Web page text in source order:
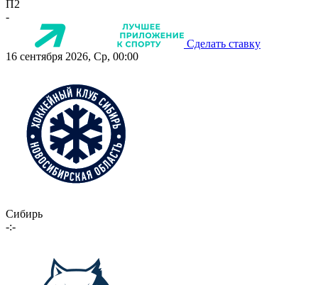
П2
-
Сделать ставку
16 сентября 2026, Ср, 00:00
Сибирь
-:-